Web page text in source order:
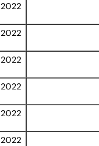
2022
2022
2022
2022
2022
2022